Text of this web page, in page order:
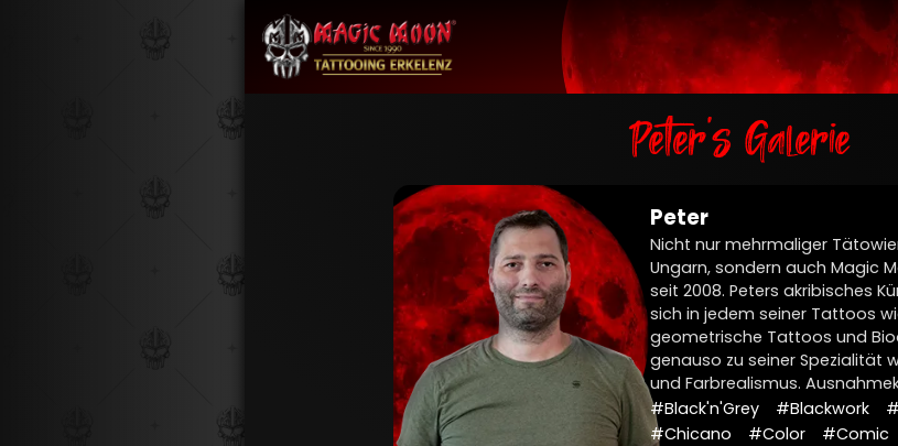
Peter's Galerie
Peter
Nicht nur mehrmaliger
Ungarn, sondern auch Magic
seit 2008. Peters akribisches
sich in jedem seiner Tattoos
geometrische Tattoos und
genauso zu seiner Spezialität
und Farbrealismus.
#Black'n'Grey
#Blackwork
#Chicano
#Color #Comic